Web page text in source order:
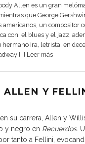
Allen es un gran
que George
un compositor
con el blues y el jazz,
Ira, letrista, en
[…] Leer más
ALLEN Y
su carrera, Allen y
y negro en Recuerdos.
tanto a Fellini,